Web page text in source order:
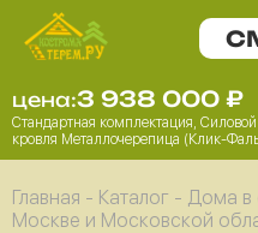
Главная - Каталог - Дома в
Москве и Московской
цена:3 938 000 ₽
Стандартная комплектация,
кровля Металлочерепица (Клик-